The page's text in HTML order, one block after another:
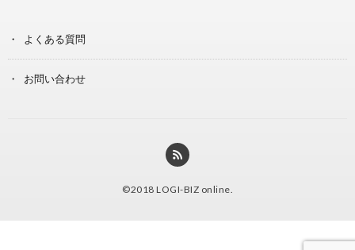
よくある質問
お問い合わせ
©2018 LOGI-BIZ online